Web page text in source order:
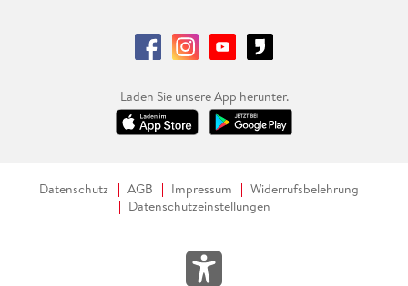
Laden Sie unsere App herunter.
Datenschutz AGB Impressum
Widerrufsbelehrung
Datenschutzeinstellungen